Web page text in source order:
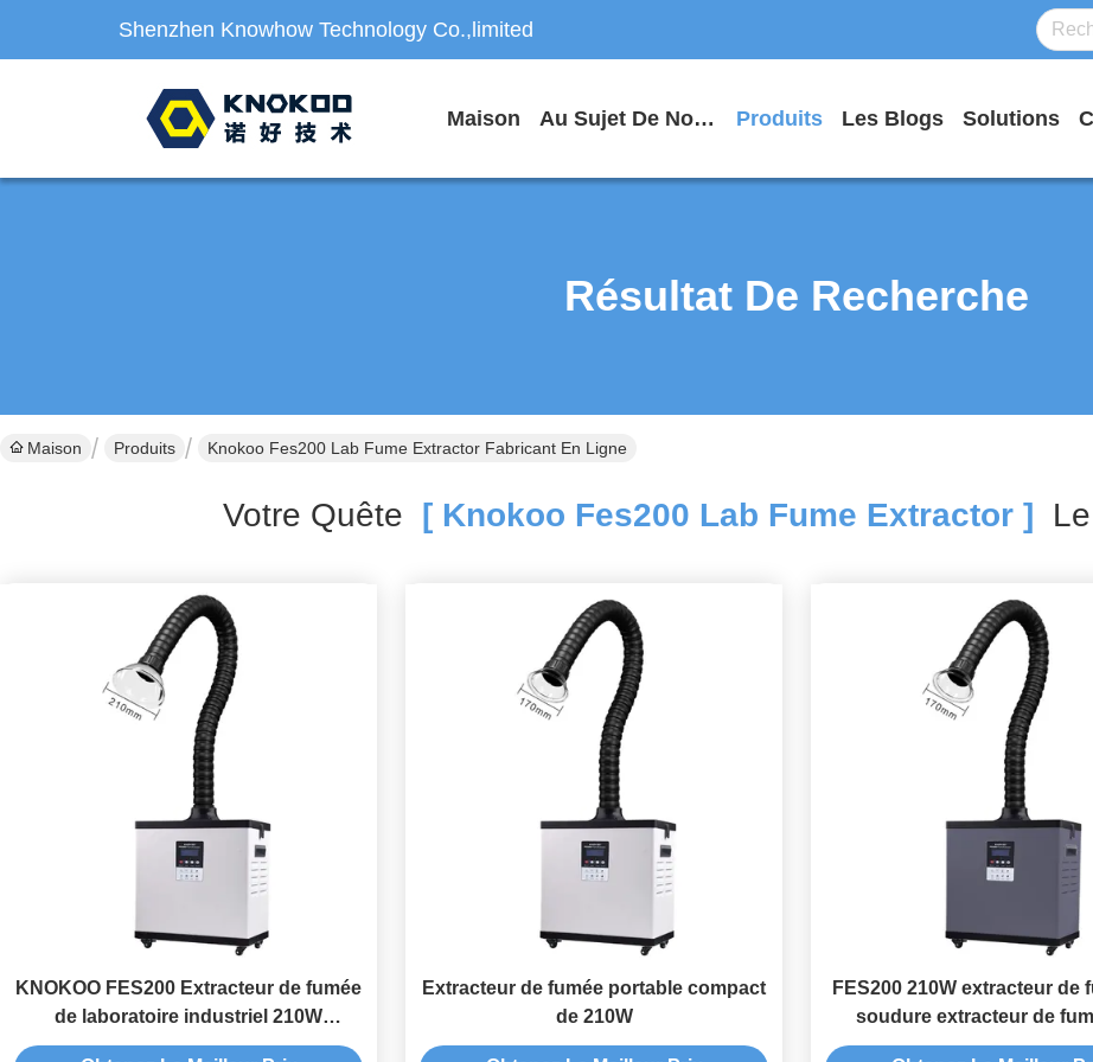
Shenzhen Knowhow Technology Co.,limited
Maison Au Sujet De Nous Produits Les Blogs Solutions
Résultat De Recherche
Maison Produits Knokoo Fes200 Lab Fume Extractor Fabricant En Ligne
Votre Quête [ Knokoo Fes200 Lab Fume Extractor ]
KNOKOO FES200 Extracteur de fumée
de laboratoire industriel 210W
Collecteur de fumée de laboratoire
Extracteur de fumée portable compact
de 210W
FES200 210W extracteur de
soudure extracteur de
soudage portable